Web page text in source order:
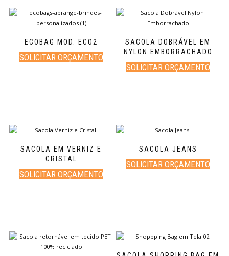
ECOBAG MOD. ECO2
SOLICITAR ORÇAMENTO
SACOLA DOBRÁVEL EM
NYLON EMBORRACHADO
SOLICITAR ORÇAMENTO
SACOLA EM VERNIZ E
CRISTAL
SOLICITAR ORÇAMENTO
SACOLA JEANS
SOLICITAR ORÇAMENTO